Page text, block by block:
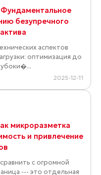
Фундаментальное
безупречного
аспектов
оптимизация до
2025-12-11
микроразметка
и привлечение
с огромной
--- это отдельная